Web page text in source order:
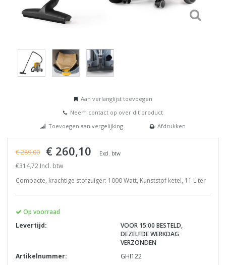
Aan verlanglijst toevoegen
Neem contact op over dit product
Toevoegen aan vergelijking
Afdrukken
€ 289,00 € 260,10 Excl. btw
€314,72 Incl. btw
Compacte, krachtige stofzuiger: 1000 Watt, Kunststof ketel, 11 Liter
Op voorraad
Levertijd:
VOOR 15:00 BESTELD,
DEZELFDE WERKDAG
VERZONDEN
Artikelnummer:
GHI122